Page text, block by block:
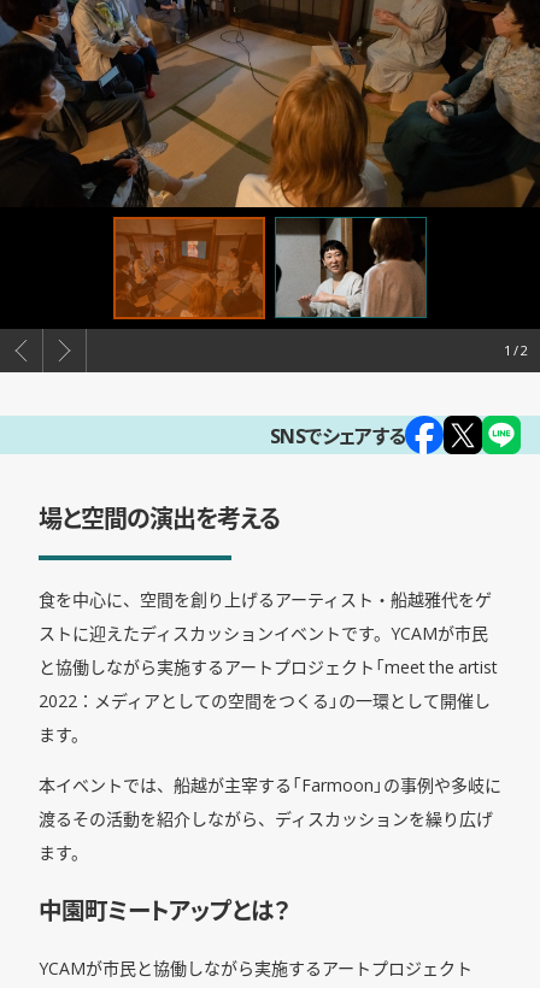
1
SNSでシェアする
場と空間の演出を考える
食を中心に、空間を創り上げるアーティスト・船越雅代をゲ
ストに迎えたディスカッションイベントです。YCAMが市民
と協働しながら実施するアートプロジェクト「meet the artist
2022：メディアとしての空間をつくる」の一環として開催し
ます。
本イベントでは、船越が主宰する「Farmoon」の事例や多岐に
渡るその活動を紹介しながら、ディスカッションを繰り広げ
ます。
中園町ミートアップとは？
YCAMが市民と協働しながら実施するアートプロジェクト